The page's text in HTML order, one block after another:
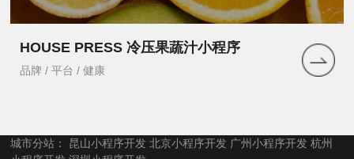
HOUSE PRESS 冷压果蔬汁小程序
品牌 / 平台 / 健康
城市分站： 昆山小程序开发 北京小程序开发 广州小程序开发 杭州